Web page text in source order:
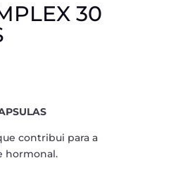
30
contribui para a
hormonal.